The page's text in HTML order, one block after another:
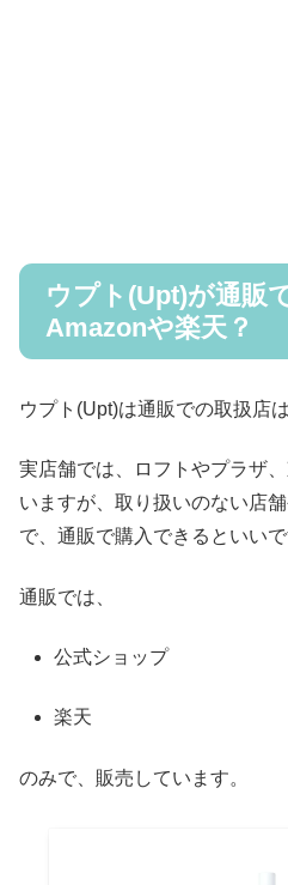
ウプト(Upt)が通販
Amazonや楽天？
ウプト(Upt)は通販での取扱店
実店舗では、ロフトやプラザ
いますが、取り扱いのない店
で、通販で購入できるといいで
通販では、
公式ショップ
楽天
のみで、販売しています。